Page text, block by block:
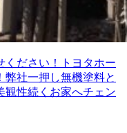
ください！トヨタホー
弊社一押し無機塗料と
観性続くお家へチェン